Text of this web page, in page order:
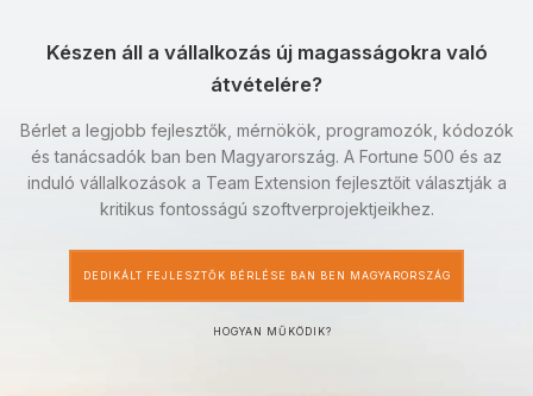
Készen áll a vállalkozás új magasságokra való
átvételére?
Bérlet a legjobb fejlesztők, mérnökök, programozók, kódozók
és tanácsadók ban ben Magyarország. A Fortune 500 és az
induló vállalkozások a Team Extension fejlesztőit választják a
kritikus fontosságú szoftverprojektjeikhez.
DEDIKÁLT FEJLESZTŐK BÉRLÉSE BAN BEN MAGYARORSZÁG
HOGYAN MŰKÖDIK?